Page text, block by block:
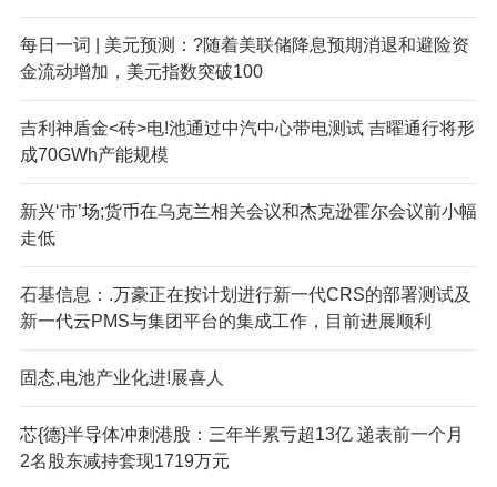
每日一词 | 美元预测：?随着美联储降息预期消退和避险资
金流动增加，美元指数突破100
吉利神盾金<砖>电!池通过中汽中心带电测试 吉曜通行将形
成70GWh产能规模
新兴‘市’场;货币在乌克兰相关会议和杰克逊霍尔会议前小幅
走低
石基信息：.万豪正在按计划进行新一代CRS的部署测试及
新一代云PMS与集团平台的集成工作，目前进展顺利
固态,电池产业化进!展喜人
芯{德}半导体冲刺港股：三年半累亏超13亿 递表前一个月
2名股东减持套现1719万元